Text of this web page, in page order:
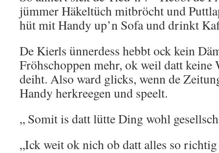
jümmer Häkeltüch mitbröcht und
hüt mit Handy up’n Sofa und drinkt
De Kierls ünnerdess hebbt ock kein
Fröhschoppen mehr, ok weil datt
deiht. Also ward glicks, wenn de
Handy herkreegen und speelt.
„ Somit is datt lütte Ding wohl
„Ick weit ok nich ob datt alles so